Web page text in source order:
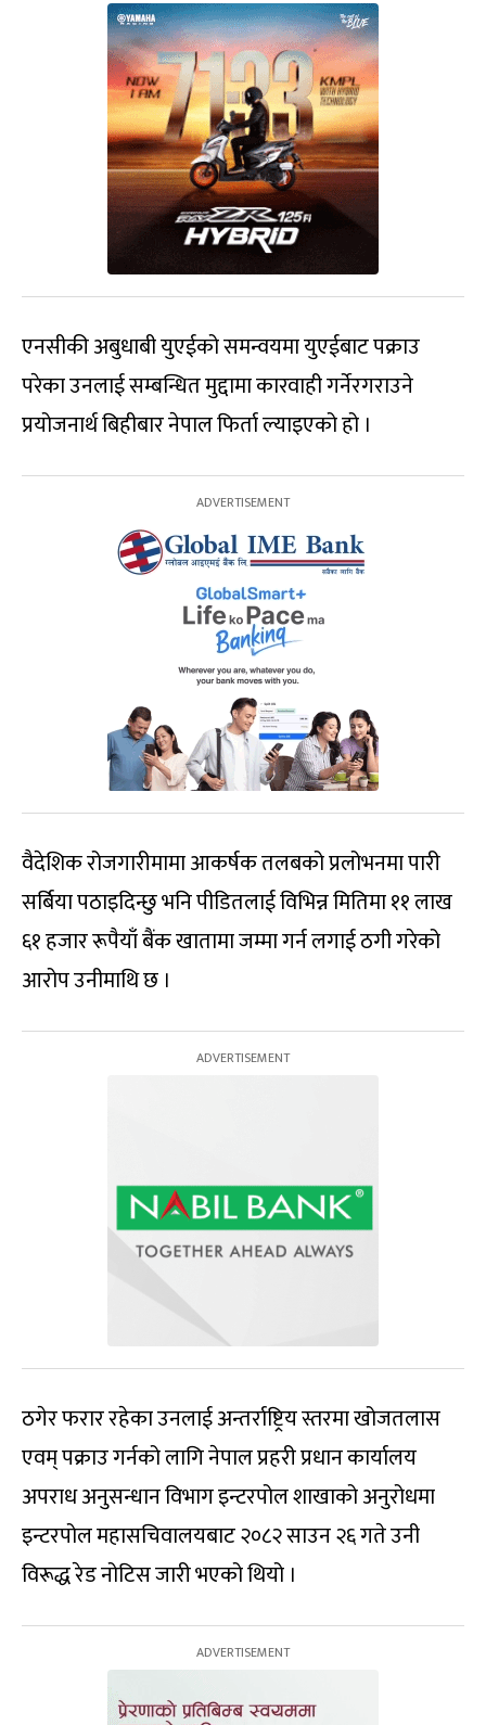
एनसीकी अबुधाबी युएईको समन्वयमा युएईबाट पक्राउ
परेका उनलाई सम्बन्धित मुद्दामा कारवाही गर्नेरगराउने
प्रयोजनार्थ बिहीबार नेपाल फिर्ता ल्याइएको हो ।
वैदेशिक रोजगारीमामा आकर्षक तलबको प्रलोभनमा पारी
सर्बिया पठाइदिन्छु भनि पीडितलाई विभिन्न मितिमा ११ लाख
६१ हजार रूपैयाँ बैंक खातामा जम्मा गर्न लगाई ठगी गरेको
आरोप उनीमाथि छ ।
ठगेर फरार रहेका उनलाई अन्तर्राष्ट्रिय स्तरमा खोजतलास
एवम् पक्राउ गर्नको लागि नेपाल प्रहरी प्रधान कार्यालय
अपराध अनुसन्धान विभाग इन्टरपोल शाखाको अनुरोधमा
इन्टरपोल महासचिवालयबाट २०८२ साउन २६ गते उनी
विरूद्ध रेड नोटिस जारी भएको थियो ।